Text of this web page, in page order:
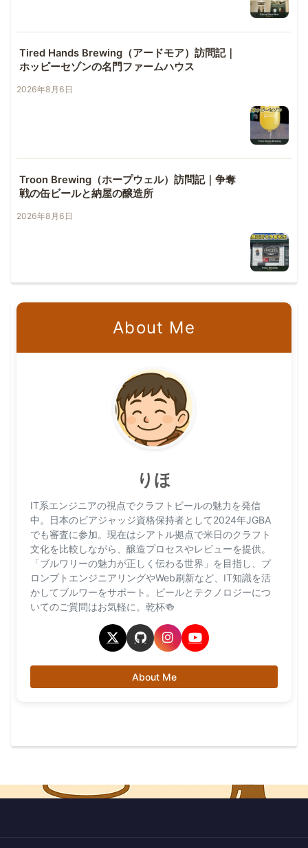
Tired Hands Brewing（アードモア）訪問記｜
ホッピーセゾンの名門ファームハウス
2026年8月6日
Troon Brewing（ホープウェル）訪問記｜争奪
戦の缶ビールと納屋の醸造所
2026年8月6日
About Me
りほ
IT系エンジニアの視点でクラフトビールの魅力を発信
中。日本のビアジャッジ資格保持者として2024年JGBA
でも審査に参加。現在はシアトル拠点で米日のクラフト
文化を比較しながら、醸造プロセスやレビューを提供。
「ブルワリーの魅力が正しく伝わる世界」を目指し、プ
ロンプトエンジニアリングやWeb刷新など、IT知識を活
かしてブルワーをサポート。ビールとテクノロジーにつ
いてのご質問はお気軽に。乾杯🍻
About Me